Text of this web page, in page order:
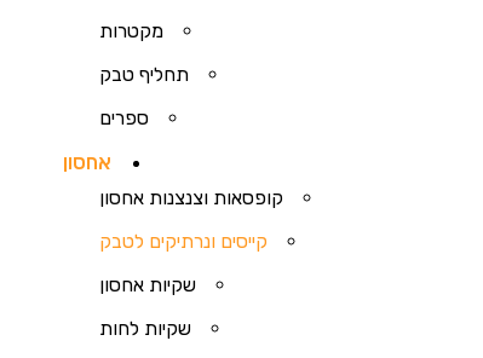
מקטרות
תחליף טבק
ספרים
אחסון
קופסאות וצנצנות אחסון
קייסים ונרתיקים לטבק
שקיות אחסון
שקיות לחות